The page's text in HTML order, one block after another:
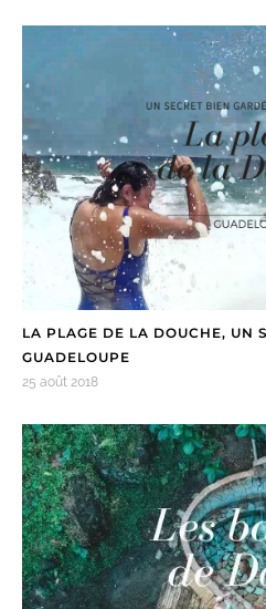
LA PLAGE DE LA DOUCHE, UN
GUADELOUPE
25 août 2018